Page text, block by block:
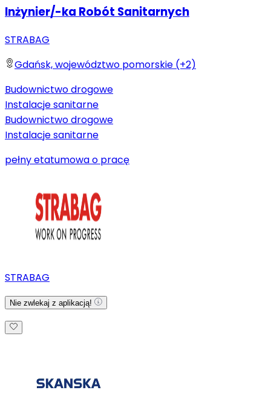
Inżynier/-ka Robót Sanitarnych
STRABAG
Gdańsk, województwo pomorskie (+2)
Budownictwo drogowe
Instalacje sanitarne
Budownictwo drogowe
Instalacje sanitarne
pełny etatumowa o pracę
STRABAG
Nie zwlekaj z aplikacją!